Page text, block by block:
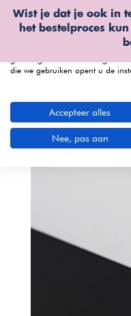
Wist je dat je ook in
het bestelproces
Wij gebruiken cookies
We kunnen deze plaatsen voor
onze website te verbeteren,
die we gebruiken opent u de
Accepteer alles
Nee, pas aan